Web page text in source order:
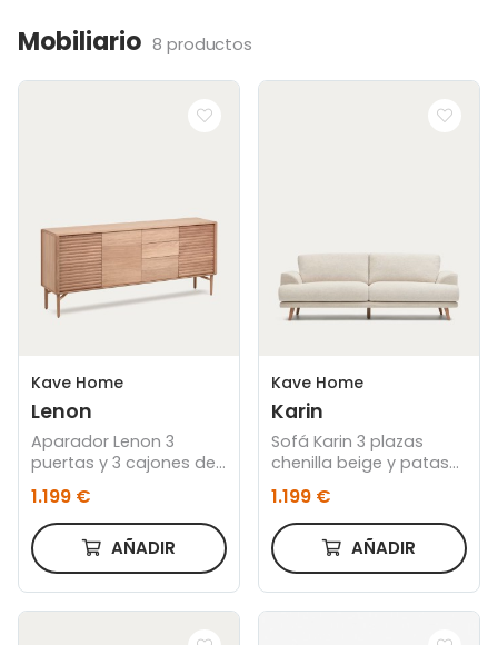
Mobiliario 8 productos
Kave Home
Lenon
Aparador Lenon 3
puertas y 3 cajones de
roble 200 x 86 cm FSC
MIX Credit
1.199 €
AÑADIR
Kave Home
Karin
Sofá Karin 3 plazas
chenilla beige y patas
haya 228 cm
1.199 €
AÑADIR